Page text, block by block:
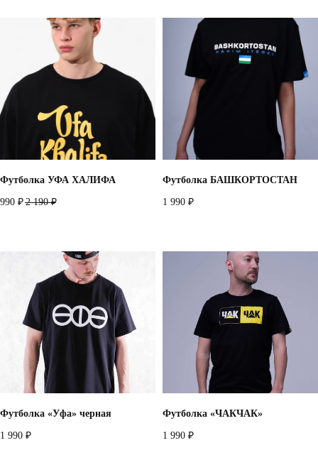
Футболка УФА ХАЛИФА
990 ₽ 2 190 ₽
Футболка БАШКОРТОСТАН
1 990 ₽
Футболка «Уфа» черная
1 990 ₽
Футболка «ЧАКЧАК»
1 990 ₽